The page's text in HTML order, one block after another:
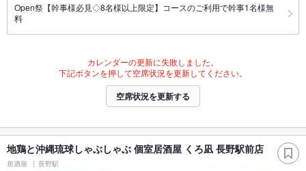
Open祭【幹事様必見◇8名様以上限定】コースのご利用で幹事1名様無
料
カレンダーの更新に失敗しました。
下記ボタンを押して空席状況を更新してください。
空席状況を更新する
地鶏と沖縄琉球しゃぶしゃぶ 個室居酒屋 くろ凪 長野駅前店
居酒屋 長野駅